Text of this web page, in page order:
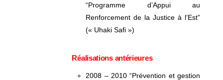
“Programme d’Appui au
Renforcement de la Justice à l’Est”
(« Uhaki Safi »)
Réalisations antérieures
2008 – 2010 “Prévention et gestion